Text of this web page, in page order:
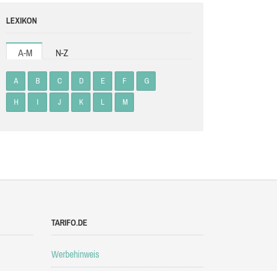
LEXIKON
A-M N-Z
A B C D E F G
H I J K L M
TARIFO.DE
Werbehinweis